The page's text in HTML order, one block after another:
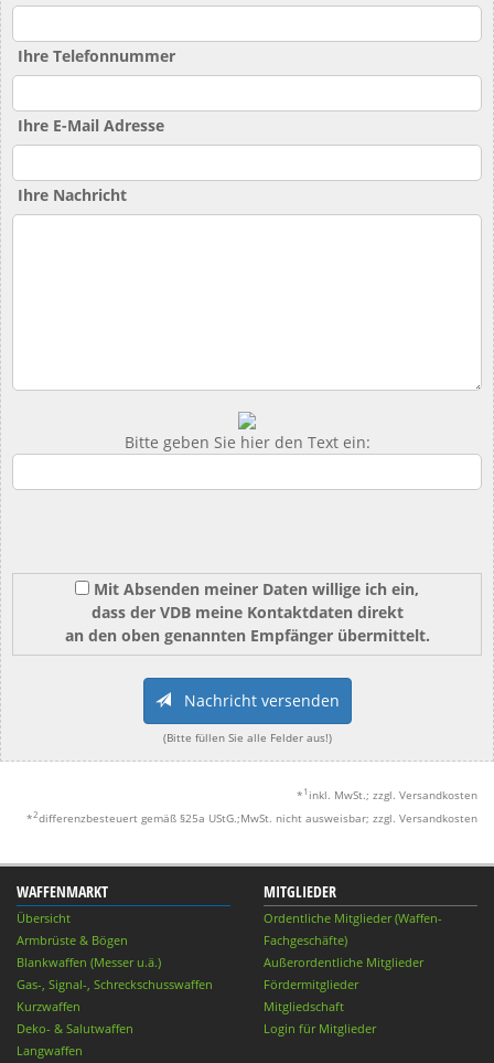
Ihre Telefonnummer
Ihre E-Mail Adresse
Ihre Nachricht
Bitte geben Sie hier den Text ein:
Mit Absenden meiner Daten willige ich ein,
dass der VDB meine Kontaktdaten direkt
an den oben genannten Empfänger übermittelt.
Nachricht versenden
(Bitte füllen Sie alle Felder aus!)
* 1 inkl. MwSt.; zzgl. Versandkosten
*2differenzbesteuert gemäß §25a UStG.;MwSt. nicht ausweisbar; zzgl. Versandkosten
WAFFENMARKT
Übersicht
Armbrüste & Bögen
Blankwaffen (Messer u.ä.)
Gas-, Signal-, Schreckschusswaffen
Kurzwaffen
Deko- & Salutwaffen
Langwaffen
MITGLIEDER
Ordentliche Mitglieder (Waffen-
Fachgeschäfte)
Außerordentliche Mitglieder
Fördermitglieder
Mitgliedschaft
Login für Mitglieder